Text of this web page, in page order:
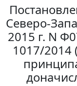
Северо-
2015 г. N
1017/